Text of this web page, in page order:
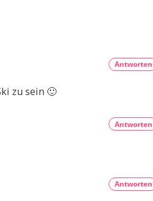
zu sein 🙂
Antworten
Antworten
Antworten